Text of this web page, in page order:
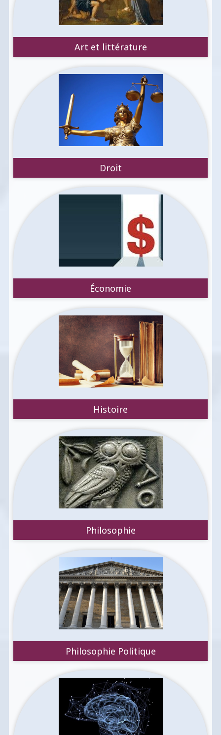
Art et littérature
Droit
Économie
Histoire
Philosophie
Philosophie Politique